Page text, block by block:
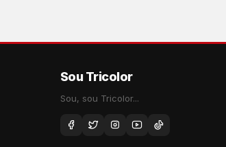
Sou Tricolor
Sou, sou Tricolor...